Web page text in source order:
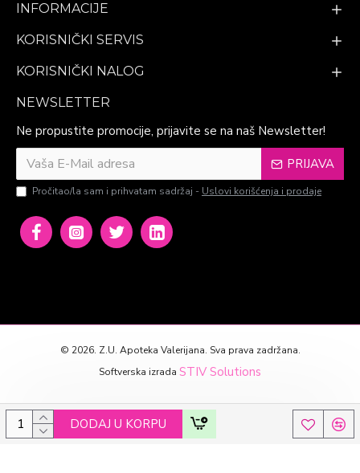
DODAJ U KORPU
INFORMACIJE
KORISNIČKI SERVIS
KORISNIČKI NALOG
NEWSLETTER
Ne propustite promocije, prijavite se na naš Newsletter!
PRIJAVA
Pročitao/la sam i prihvatam sadržaj - Uslovi korišćenja i prodaje
© 2026. Z.U. Apoteka Valerijana. Sva prava zadržana.
Softverska izrada STIV Solutions